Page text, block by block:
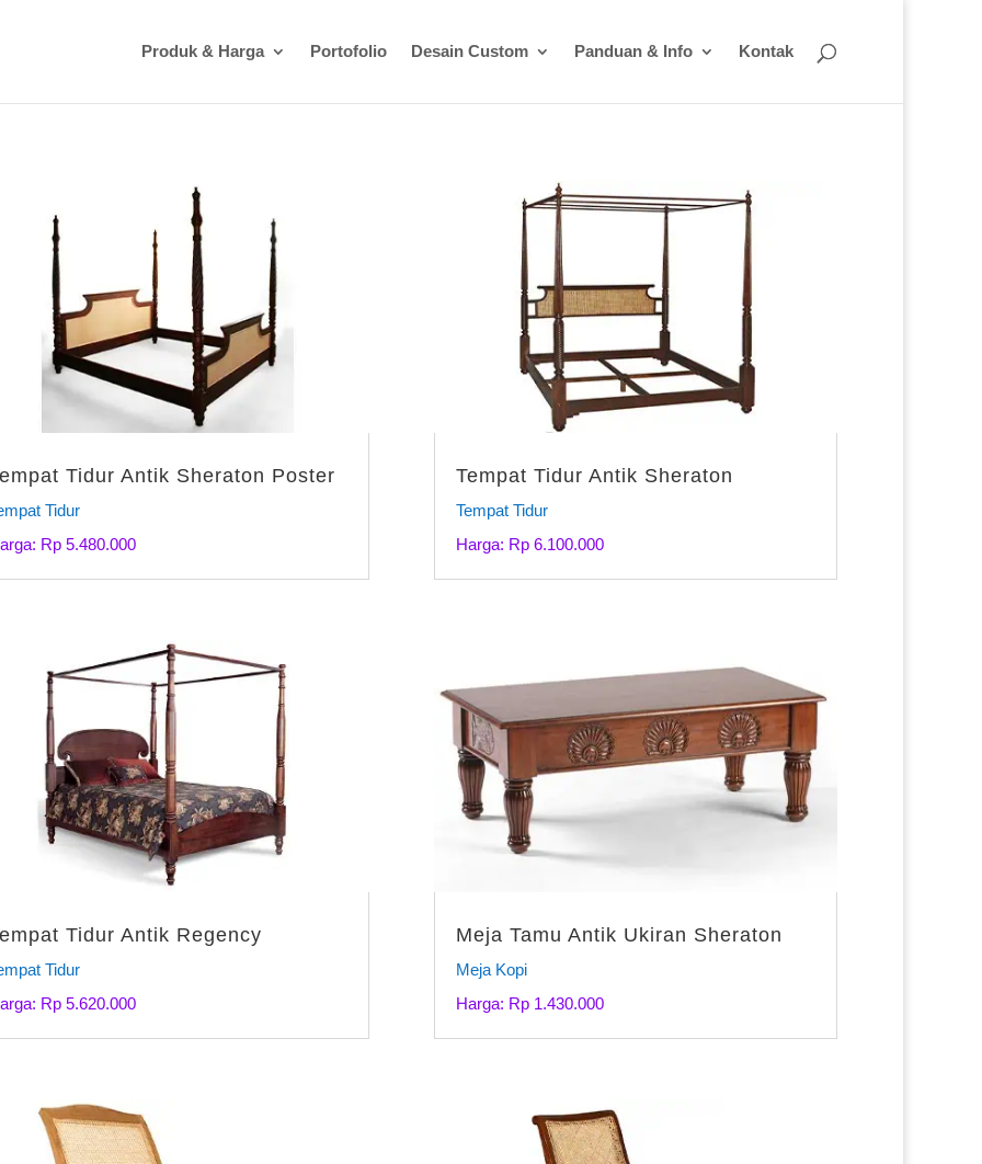
Produk & Harga Portofolio Desain Custom Panduan & Info Kontak
Tidur Antik Sheraton Poster
Tidur
Rp 5.480.000
Tidur Antik Regency
Tidur
Rp 5.620.000
Tempat Tidur Antik Sheraton
Tempat Tidur
Harga: Rp 6.100.000
Meja Tamu Antik Ukiran Sheraton
Meja Kopi
Harga: Rp 1.430.000